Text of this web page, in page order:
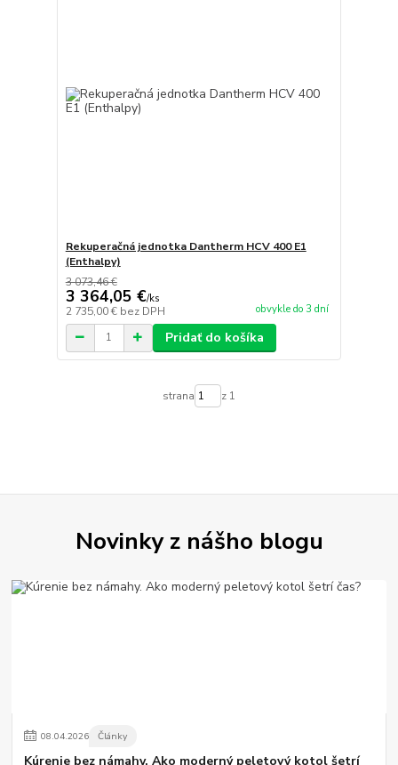
Rekuperačná jednotka Dantherm HCV 400 E1
(Enthalpy)
3 073,46 €
3 364,05 €/ks
2 735,00 € bez DPH obvykle do 3 dní
Pridať do košíka
strana z 1
Novinky z nášho blogu
08.04.2026 Články
Kúrenie bez námahy. Ako moderný peletový kotol šetrí